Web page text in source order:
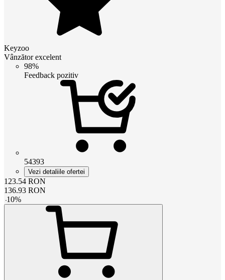
Keyzoo
Vânzător excelent
98%
Feedback pozitiv
54393
Vezi detaliile ofertei
123.54 RON
136.93 RON
-10%